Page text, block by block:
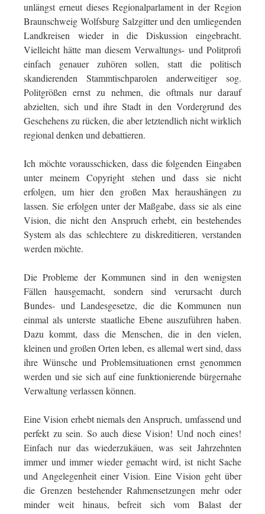
unlängst erneut dieses Regionalparlament in der Region
Braunschweig Wolfsburg Salzgitter und den umliegenden
Landkreisen wieder in die Diskussion eingebracht.
Vielleicht hätte man diesem Verwaltungs- und Politprofi
einfach genauer zuhören sollen, statt die politisch
skandierenden Stammtischparolen anderweitiger sog.
Politgrößen ernst zu nehmen, die oftmals nur darauf
abzielten, sich und ihre Stadt in den Vordergrund des
Geschehens zu rücken, die aber letztendlich nicht wirklich
regional denken und debattieren.
Ich möchte vorausschicken, dass die folgenden Eingaben
unter meinem Copyright stehen und dass sie nicht
erfolgen, um hier den großen Max heraushängen zu
lassen. Sie erfolgen unter der Maßgabe, dass sie als eine
Vision, die nicht den Anspruch erhebt, ein bestehendes
System als das schlechtere zu diskreditieren, verstanden
werden möchte.
Die Probleme der Kommunen sind in den wenigsten
Fällen hausgemacht, sondern sind verursacht durch
Bundes- und Landesgesetze, die die Kommunen nun
einmal als unterste staatliche Ebene auszuführen haben.
Dazu kommt, dass die Menschen, die in den vielen,
kleinen und großen Orten leben, es allemal wert sind, dass
ihre Wünsche und Problemsituationen ernst genommen
werden und sie sich auf eine funktionierende bürgernahe
Verwaltung verlassen können.
Eine Vision erhebt niemals den Anspruch, umfassend und
perfekt zu sein. So auch diese Vision! Und noch eines!
Einfach nur das wiederzukäuen, was seit Jahrzehnten
immer und immer wieder gemacht wird, ist nicht Sache
und Angelegenheit einer Vision. Eine Vision geht über
die Grenzen bestehender Rahmensetzungen mehr oder
minder weit hinaus, befreit sich vom Balast der